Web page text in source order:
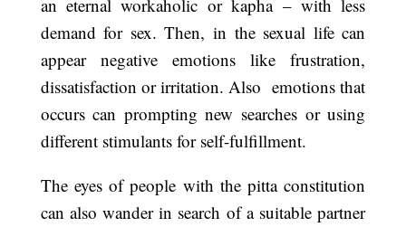
an eternal workaholic or kapha – with less
demand for sex. Then, in the sexual life can
appear negative emotions like frustration,
dissatisfaction or irritation. Also emotions that
occurs can prompting new searches or using
different stimulants for self-fulfillment.
The eyes of people with the pitta constitution
can also wander in search of a suitable partner